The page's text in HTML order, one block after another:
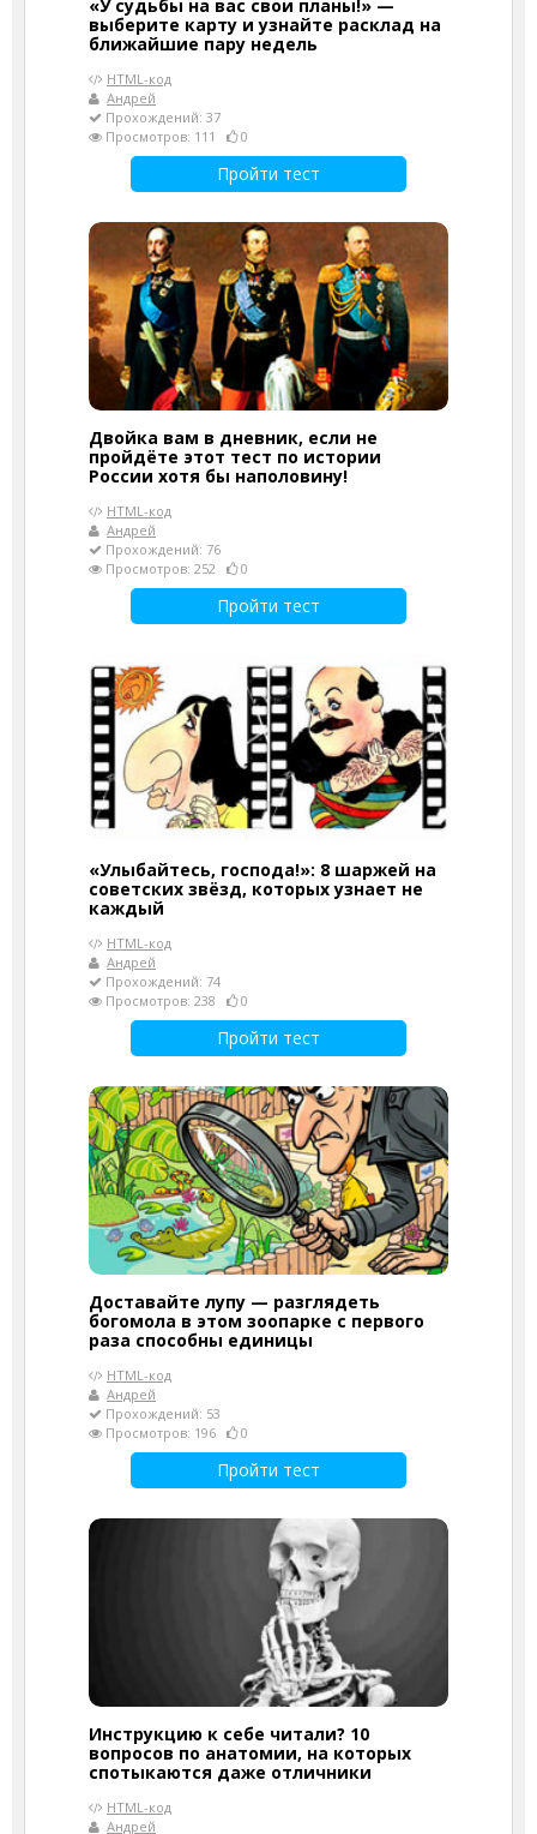
«У судьбы на вас свои планы!» —
выберите карту и узнайте расклад на
ближайшие пару недель
HTML-код
Андрей
Прохождений: 37
Просмотров: 111
0
Пройти тест
Двойка вам в дневник, если не
пройдёте этот тест по истории
России хотя бы наполовину!
HTML-код
Андрей
Прохождений: 76
Просмотров: 252
0
Пройти тест
«Улыбайтесь, господа!»: 8 шаржей на
советских звёзд, которых узнает не
каждый
HTML-код
Андрей
Прохождений: 74
Просмотров: 238
0
Пройти тест
Доставайте лупу — разглядеть
богомола в этом зоопарке с первого
раза способны единицы
HTML-код
Андрей
Прохождений: 53
Просмотров: 196
0
Пройти тест
Инструкцию к себе читали? 10
вопросов по анатомии, на которых
спотыкаются даже отличники
HTML-код
Андрей